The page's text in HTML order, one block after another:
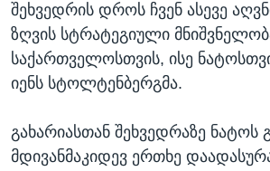
შეხვედრის დროს ჩვენ ასევე
ზღვის სტრატეგიული
საქართველოსთვის, ისე
იენს სტოლტენბერგმა.
გახარიასთან შეხვედრაზე ნატოს
მდივანმაკიდევ ერთხე